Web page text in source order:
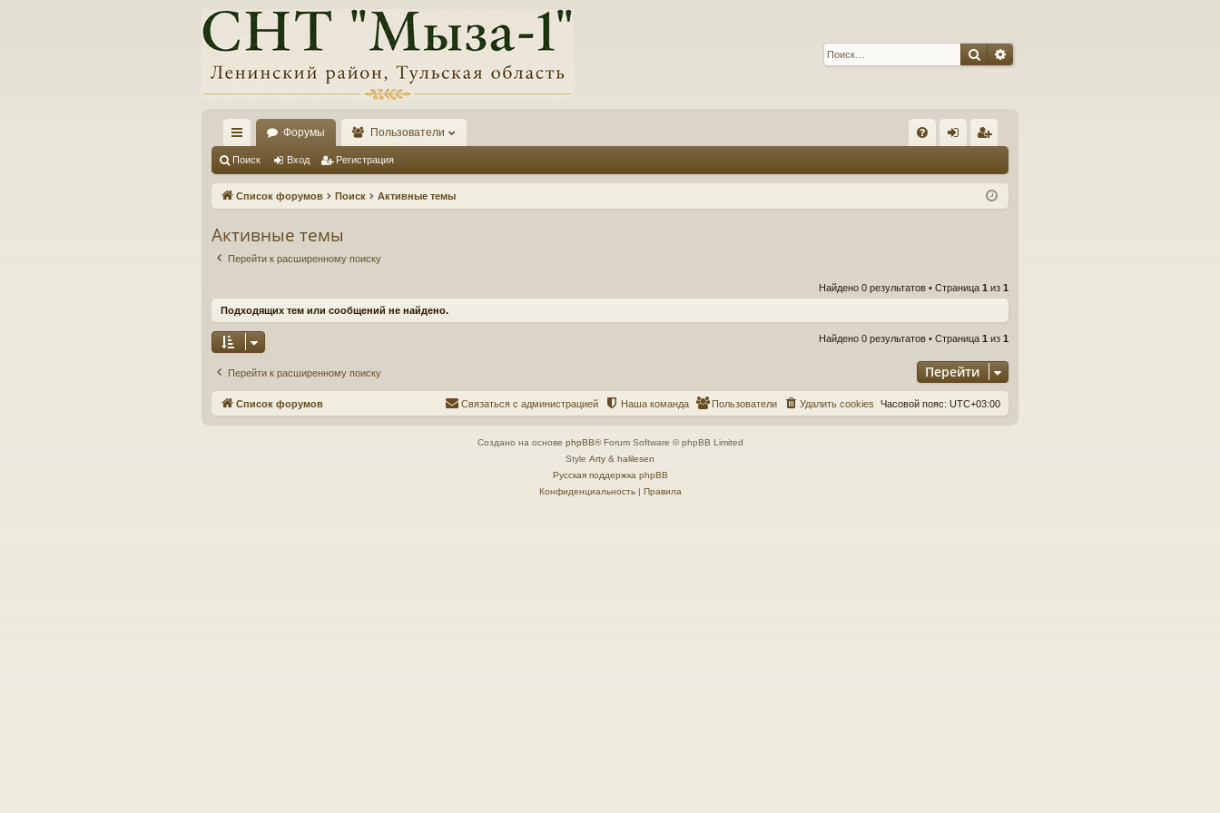
ПоискРасширенный поиск
с
ы
и
Форумы Пользователи
Q д ис
Поиск Вход Регистрация
Список форумов Поиск Активные темы
Активные темы
Перейти к расширенному поиску
Найдено 0 результатов • Страница 1 из 1
Подходящих тем или сообщений не найдено.
Найдено 0 результатов • Страница 1 из 1
Перейти к расширенному поиску Перейти
Список форумов Часовой пояс: UTC+03:00
Удалить cookies
Пользователи
Наша команда
Связаться с администрацией
Создано на основе phpBB® Forum Software © phpBB Limited
Style Arty & halilesen
Русская поддержка phpBB
Конфиденциальность| Правила